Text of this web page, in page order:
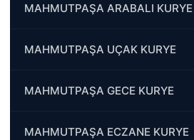
MAHMUTPAŞA ARABALI KURYE
MAHMUTPAŞA UÇAK KURYE
MAHMUTPAŞA GECE KURYE
MAHMUTPAŞA ECZANE KURYE